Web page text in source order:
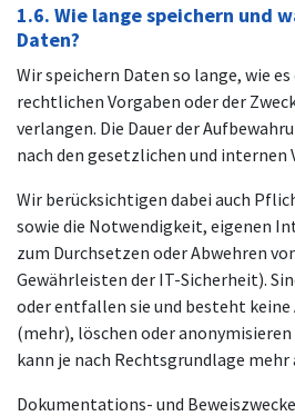
1.6. Wie lange speichern und
Daten?
Wir speichern Daten so lange, wie
rechtlichen Vorgaben oder der
verlangen. Die Dauer der
nach den gesetzlichen und internen
Wir berücksichtigen dabei auch
sowie die Notwendigkeit, eigenen
zum Durchsetzen oder Abwehren
Gewährleisten der IT-Sicherheit).
oder entfallen sie und besteht
(mehr), löschen oder anonymisieren
kann je nach Rechtsgrundlage mehr
Dokumentations- und